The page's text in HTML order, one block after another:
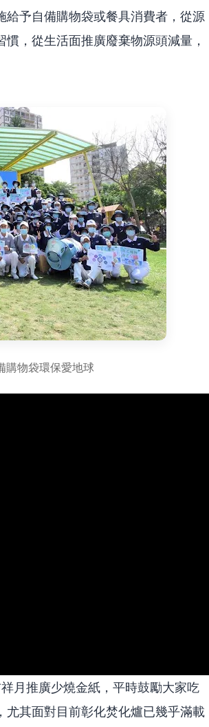
給予自備購物袋或餐具消費者，從源
，從生活面推廣廢棄物源頭減量，
購物袋環保愛地球
月推廣少燒金紙，平時鼓勵大家吃
其面對目前彰化焚化爐已幾乎滿載